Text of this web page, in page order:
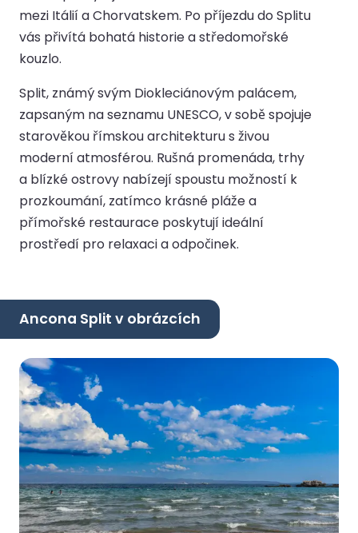
mezi Itálií a Chorvatskem. Po příjezdu do Splitu
vás přivítá bohatá historie a středomořské
kouzlo.
Split, známý svým Diokleciánovým palácem,
zapsaným na seznamu UNESCO, v sobě spojuje
starověkou římskou architekturu s živou
moderní atmosférou. Rušná promenáda, trhy
a blízké ostrovy nabízejí spoustu možností k
prozkoumání, zatímco krásné pláže a
přímořské restaurace poskytují ideální
prostředí pro relaxaci a odpočinek.
Ancona Split v obrázcích